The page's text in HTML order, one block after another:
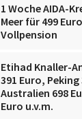
1 Woche AIDA-
Meer für 499
Vollpension
Etihad Knaller-
391 Euro, Peking
Australien 698
Euro u.v.m.